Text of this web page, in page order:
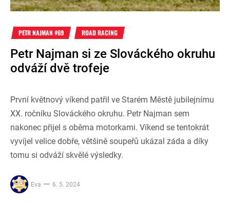
PETR NAJMAN #69 ROAD RACING
Petr Najman si ze Slováckého okruhu
odváží dvě trofeje
První květnový víkend patřil ve Starém Městě jubilejnímu
XX. ročníku Slováckého okruhu. Petr Najman sem
nakonec přijel s oběma motorkami. Víkend se tentokrát
vyvíjel velice dobře, většině soupeřů ukázal záda a díky
tomu si odváží skvělé výsledky.
Eva 6. 5. 2024